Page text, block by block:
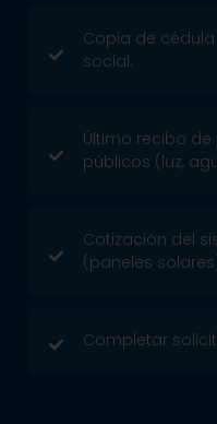
Copia de
social.
Último recibo
públicos (luz,
Cotización del
(paneles
Completar